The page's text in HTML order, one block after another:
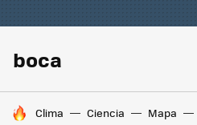
boca
HOY SE HABLA DE
Clima Ciencia Mapa